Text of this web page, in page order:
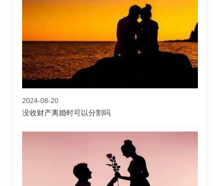
2024-08-20
没收财产离婚时可以分割吗